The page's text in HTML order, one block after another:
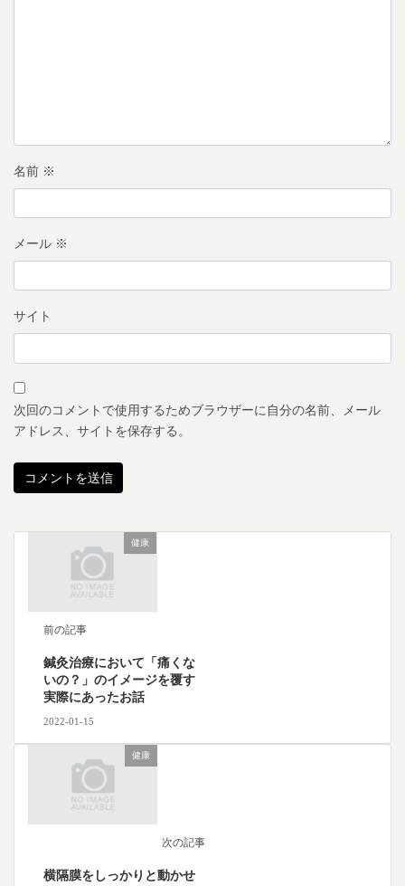
名前 ※
メール ※
サイト
次回のコメントで使用するためブラウザーに自分の名前、メール
アドレス、サイトを保存する。
健康
前の記事
鍼灸治療において「痛くな
いの？」のイメージを覆す
実際にあったお話
2022-01-15
健康
次の記事
横隔膜をしっかりと動かせ